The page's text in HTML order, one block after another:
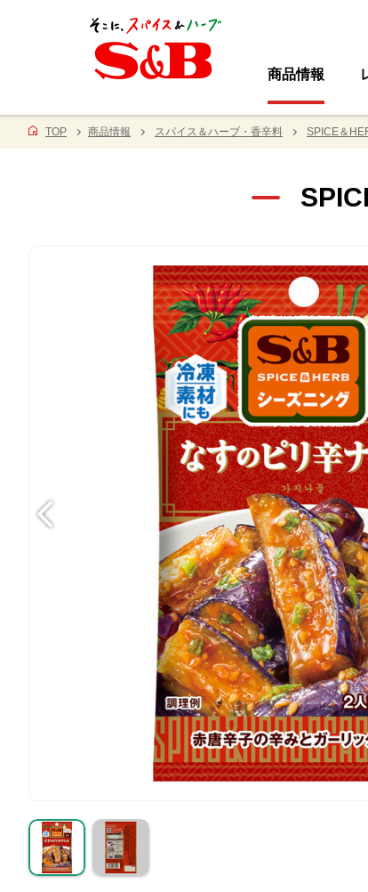
商品情報
TOP 商品情報 スパイス＆ハーブ・香辛料 SPICE＆